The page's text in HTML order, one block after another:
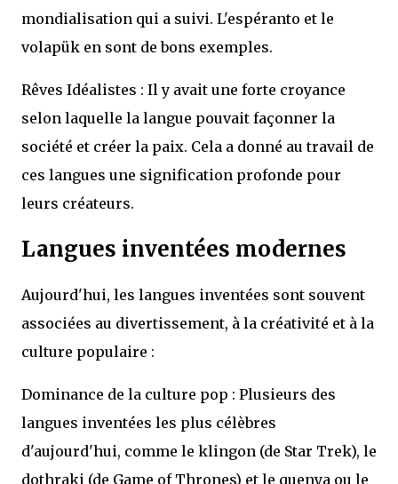
mondialisation qui a suivi. L'espéranto et le
volapük en sont de bons exemples.
Rêves Idéalistes : Il y avait une forte croyance
selon laquelle la langue pouvait façonner la
société et créer la paix. Cela a donné au travail de
ces langues une signification profonde pour
leurs créateurs.
Langues inventées modernes
Aujourd'hui, les langues inventées sont souvent
associées au divertissement, à la créativité et à la
culture populaire :
Dominance de la culture pop : Plusieurs des
langues inventées les plus célèbres
d'aujourd'hui, comme le klingon (de Star Trek), le
dothraki (de Game of Thrones) et le quenya ou le